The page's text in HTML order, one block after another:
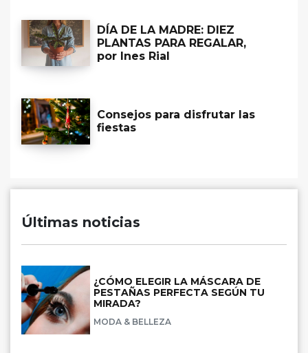
DÍA DE LA MADRE: DIEZ
PLANTAS PARA REGALAR,
por Ines Rial
Consejos para disfrutar las
fiestas
Últimas noticias
¿CÓMO ELEGIR LA MÁSCARA DE
PESTAÑAS PERFECTA SEGÚN TU
MIRADA?
MODA & BELLEZA